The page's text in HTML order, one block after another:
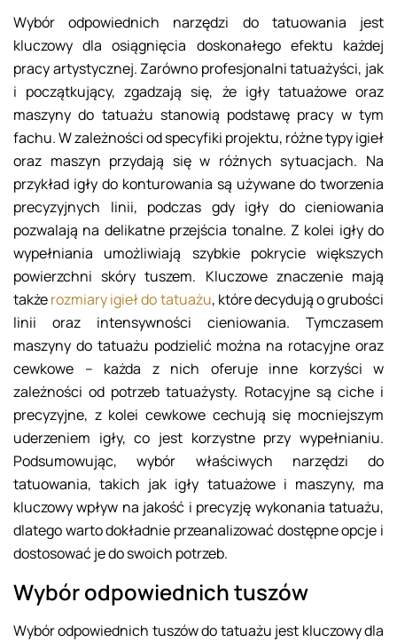
Wybór odpowiednich narzędzi do tatuowania jest
kluczowy dla osiągnięcia doskonałego efektu każdej
pracy artystycznej. Zarówno profesjonalni tatuażyści, jak
i początkujący, zgadzają się, że igły tatuażowe oraz
maszyny do tatuażu stanowią podstawę pracy w tym
fachu. W zależności od specyfiki projektu, różne typy igieł
oraz maszyn przydają się w różnych sytuacjach. Na
przykład igły do konturowania są używane do tworzenia
precyzyjnych linii, podczas gdy igły do cieniowania
pozwalają na delikatne przejścia tonalne. Z kolei igły do
wypełniania umożliwiają szybkie pokrycie większych
powierzchni skóry tuszem. Kluczowe znaczenie mają
takżerozmiary igieł do tatuażu, które decydują o grubości
linii oraz intensywności cieniowania. Tymczasem
maszyny do tatuażu podzielić można na rotacyjne oraz
cewkowe – każda z nich oferuje inne korzyści w
zależności od potrzeb tatuażysty. Rotacyjne są ciche i
precyzyjne, z kolei cewkowe cechują się mocniejszym
uderzeniem igły, co jest korzystne przy wypełnianiu.
Podsumowując, wybór właściwych narzędzi do
tatuowania, takich jak igły tatuażowe i maszyny, ma
kluczowy wpływ na jakość i precyzję wykonania tatuażu,
dlatego warto dokładnie przeanalizować dostępne opcje i
dostosować je do swoich potrzeb.
Wybór odpowiednich tuszów
Wybór odpowiednich tuszów do tatuażu jest kluczowy dla